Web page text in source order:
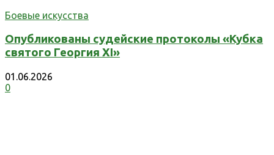
Боевые искусства
Опубликованы судейские протоколы «Кубка
святого Георгия XI»
01.06.2026
0